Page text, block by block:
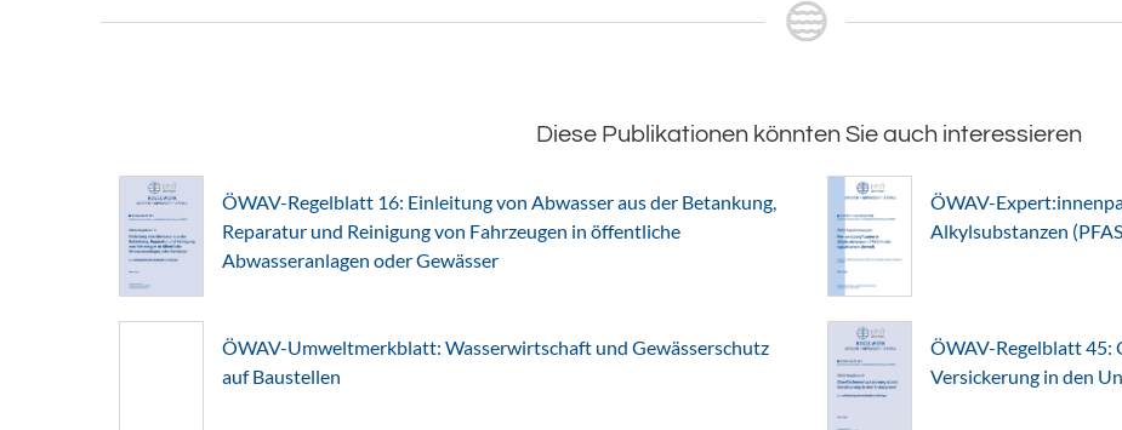
Diese Publikationen könnten Sie auch interessieren
ÖWAV-Regelblatt 16: Einleitung von Abwasser aus der Betankung,
Reparatur und Reinigung von Fahrzeugen in öffentliche
Abwasseranlagen oder Gewässer
ÖWAV-
Alkylsubstanzen
ÖWAV-Umweltmerkblatt: Wasserwirtschaft und Gewässerschutz
auf Baustellen
ÖWAV-Regelblatt 45:
Versickerung in den